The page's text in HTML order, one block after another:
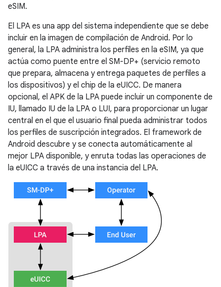
eSIM.
El LPA es una app del sistema independiente que se debe
incluir en la imagen de compilación de Android. Por lo
general, la LPA administra los perfiles en la eSIM, ya que
actúa como puente entre el SM-DP+ (servicio remoto
que prepara, almacena y entrega paquetes de perfiles a
los dispositivos) y el chip de la eUICC. De manera
opcional, el APK de la LPA puede incluir un componente de
IU, llamado IU de la LPA o LUI, para proporcionar un lugar
central en el que el usuario final pueda administrar todos
los perfiles de suscripción integrados. El framework de
Android descubre y se conecta automáticamente al
mejor LPA disponible, y enruta todas las operaciones de
la eUICC a través de una instancia del LPA.